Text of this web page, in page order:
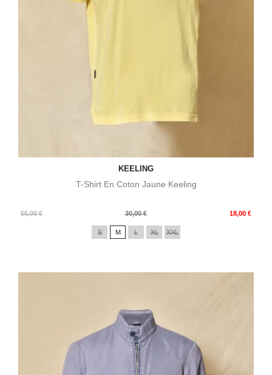
KEELING
T-Shirt En Coton Jaune Keeling
55,00 €
Prix
30,00 € 18,00 €
Prix
S M L XL XXL